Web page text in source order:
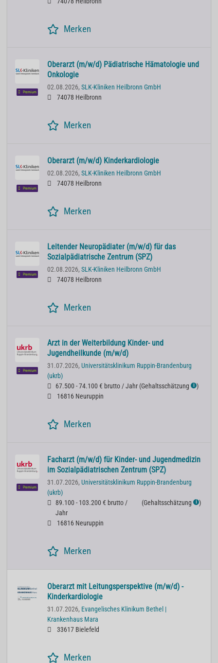
Merken
Premium
Oberarzt (m/w/d) Pädiatrische Hämatologie und
Onkologie
02.08.2026, SLK-Kliniken Heilbronn GmbH
74078 Heilbronn
Merken
Premium
Oberarzt (m/w/d) Kinderkardiologie
02.08.2026, SLK-Kliniken Heilbronn GmbH
74078 Heilbronn
Merken
Premium
Leitender Neuropädiater (m/w/d) für das
Sozialpädiatrische Zentrum (SPZ)
02.08.2026, SLK-Kliniken Heilbronn GmbH
74078 Heilbronn
Merken
Premium
Arzt in der Weiterbildung Kinder- und
Jugendheilkunde (m/w/d)
31.07.2026, Universitätsklinikum Ruppin-Brandenburg
(ukrb)
67.500 - 74.100 € brutto / Jahr (Gehaltsschätzung ℹ )
16816 Neuruppin
Merken
Premium
Facharzt (m/w/d) für Kinder- und Jugendmedizin
im Sozialpädiatrischen Zentrum (SPZ)
31.07.2026, Universitätsklinikum Ruppin-Brandenburg
(ukrb)
89.100 - 103.200 € brutto /
Jahr
(Gehaltsschätzung ℹ )
16816 Neuruppin
Merken
Oberarzt mit Leitungsperspektive (m/w/d) -
Kinderkardiologie
31.07.2026, Evangelisches Klinikum Bethel |
Krankenhaus Mara
33617 Bielefeld
Merken